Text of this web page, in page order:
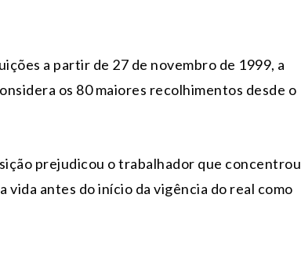
a partir de 27 de novembro de 1999, a
os 80 maiores recolhimentos desde o
prejudicou o trabalhador que concentrou
antes do início da vigência do real como